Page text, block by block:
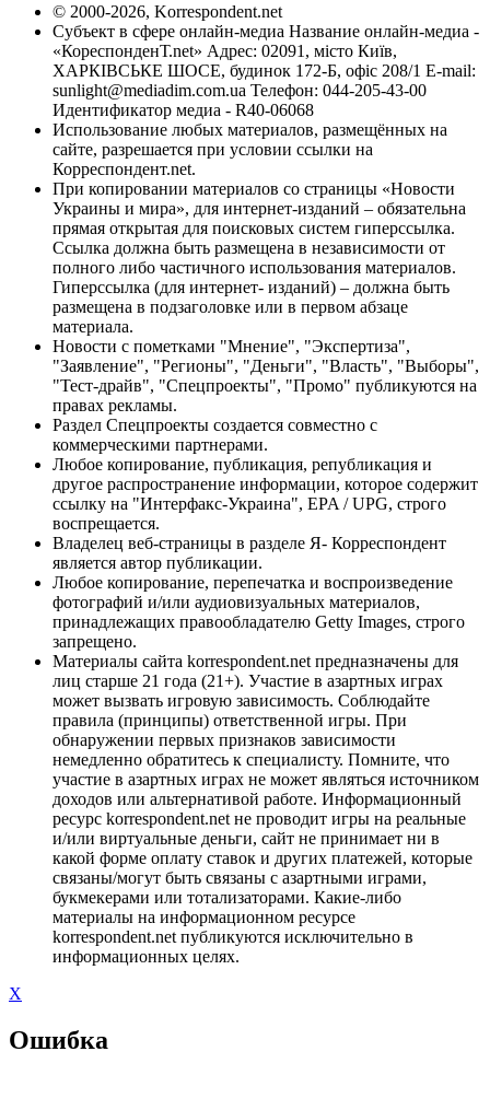
© 2000-2026, Korrespondent.net
Субъект в сфере онлайн-медиа Название онлайн-медиа -
«КореспонденТ.net» Адрес: 02091, місто Київ,
ХАРКІВСЬКЕ ШОСЕ, будинок 172-Б, офіс 208/1 E-mail:
sunlight@mediadim.com.ua Телефон: 044-205-43-00
Идентификатор медиа - R40-06068
Использование любых материалов, размещённых на
сайте, разрешается при условии ссылки на
Корреспондент.net.
При копировании материалов со страницы «Новости
Украины и мира», для интернет-изданий – обязательна
прямая открытая для поисковых систем гиперссылка.
Ссылка должна быть размещена в независимости от
полного либо частичного использования материалов.
Гиперссылка (для интернет- изданий) – должна быть
размещена в подзаголовке или в первом абзаце
материала.
Новости с пометками "Мнение", "Экспертиза",
"Заявление", "Регионы", "Деньги", "Власть", "Выборы",
"Тест-драйв", "Спецпроекты", "Промо" публикуются на
правах рекламы.
Раздел Спецпроекты создается совместно с
коммерческими партнерами.
Любое копирование, публикация, републикация и
другое распространение информации, которое содержит
ссылку на "Интерфакс-Украина", EPA / UPG, строго
воспрещается.
Владелец веб-страницы в разделе Я- Корреспондент
является автор публикации.
Любое копирование, перепечатка и воспроизведение
фотографий и/или аудиовизуальных материалов,
принадлежащих правообладателю Getty Images, строго
запрещено.
Материалы сайта korrespondent.net предназначены для
лиц старше 21 года (21+). Участие в азартных играх
может вызвать игровую зависимость. Соблюдайте
правила (принципы) ответственной игры. При
обнаружении первых признаков зависимости
немедленно обратитесь к специалисту. Помните, что
участие в азартных играх не может являться источником
доходов или альтернативой работе. Информационный
ресурс korrespondent.net не проводит игры на реальные
и/или виртуальные деньги, сайт не принимает ни в
какой форме оплату ставок и других платежей, которые
связаны/могут быть связаны с азартными играми,
букмекерами или тотализаторами. Какие-либо
материалы на информационном ресурсе
korrespondent.net публикуются исключительно в
информационных целях.
X
Ошибка